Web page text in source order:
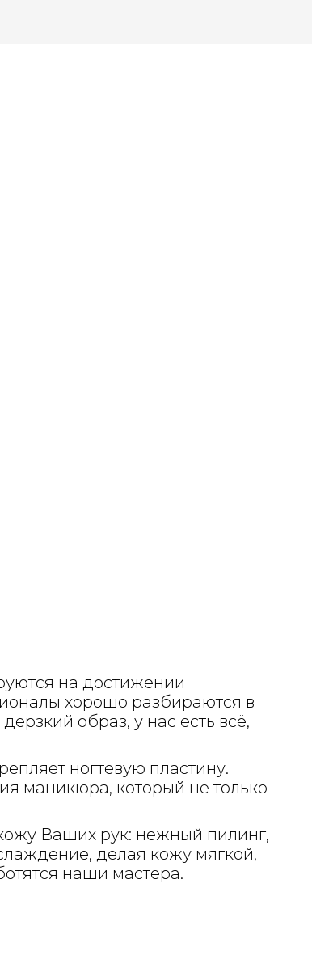
на достижении
хорошо разбираются в
образ, у нас есть всё,
ногтевую пластину.
маникюра, который не только
Ваших рук: нежный пилинг,
делая кожу мягкой,
наши мастера.